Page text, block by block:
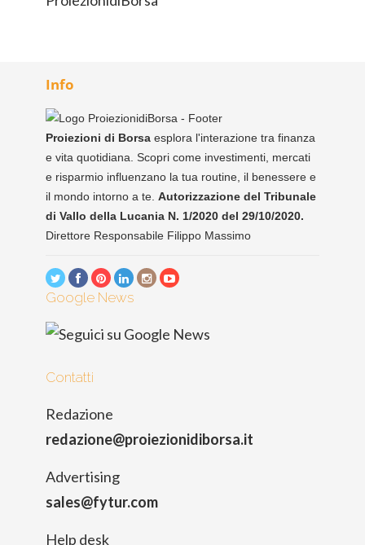
Info
Proiezioni di Borsa esplora l'interazione tra finanza
e vita quotidiana. Scopri come investimenti, mercati
e risparmio influenzano la tua routine, il benessere e
il mondo intorno a te. Autorizzazione del Tribunale
di Vallo della Lucania N. 1/2020 del 29/10/2020.
Direttore Responsabile Filippo Massimo
Google News
Contatti
Redazione
redazione@proiezionidiborsa.it
Advertising
sales@fytur.com
Help desk